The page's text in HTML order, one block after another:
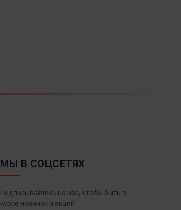
МЫ В СОЦСЕТЯХ
Подписывайтесь на нас, чтобы быть в
курсе новинок и акций